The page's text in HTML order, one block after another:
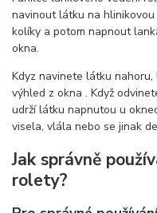
navinout látku na
kolíky a potom napnout
okna.
Kdyz navinete látku
výhled z okna . Když
udrží látku napnutou u
visela, vlála nebo se jinak
Jak správně
rolety?